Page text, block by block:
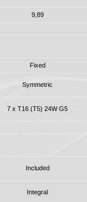
9,89
Fixed
Symmetric
7 x T16 (T5) 24W G5
Included
Integral